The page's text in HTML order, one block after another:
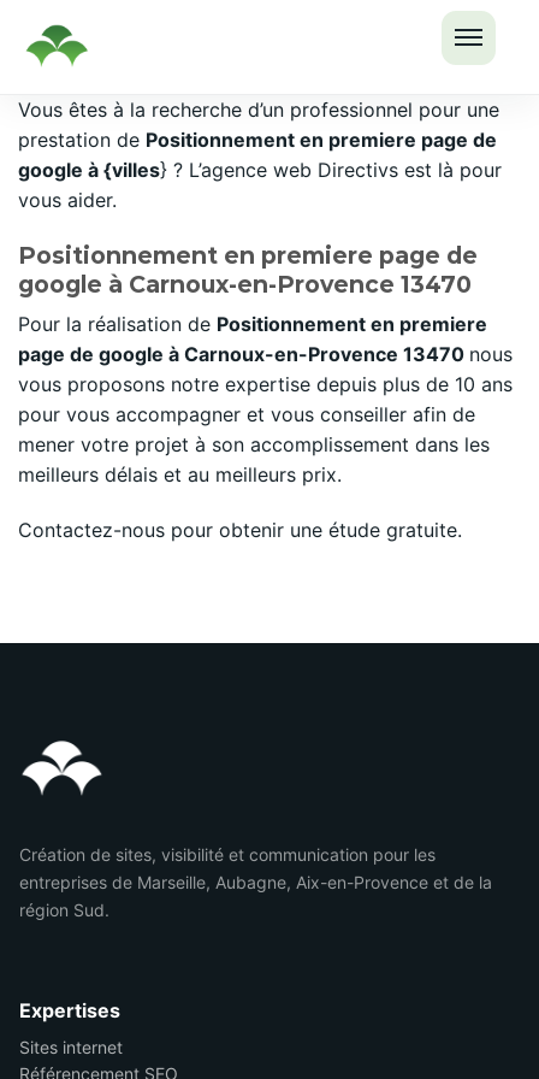
LE
MENU
Passer
au
contenu
Vous êtes à la recherche d’un professionnel pour une
prestation de Positionnement en premiere page de
google à {villes} ? L’agence web Directivs est là pour
vous aider.
Positionnement en premiere page de
google à Carnoux-en-Provence 13470
Pour la réalisation de Positionnement en premiere
page de google à Carnoux-en-Provence 13470 nous
vous proposons notre expertise depuis plus de 10 ans
pour vous accompagner et vous conseiller afin de
mener votre projet à son accomplissement dans les
meilleurs délais et au meilleurs prix.
Contactez-nous pour obtenir une étude gratuite.
Création de sites, visibilité et communication pour les
entreprises de Marseille, Aubagne, Aix-en-Provence et de la
région Sud.
Expertises
Sites internet
Référencement SEO